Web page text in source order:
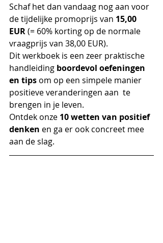
Schaf het dan vandaag nog aan voor
de tijdelijke promoprijs van 15,00
EUR (= 60% korting op de normale
vraagprijs van 38,00 EUR).
Dit werkboek is een zeer praktische
handleiding boordevol oefeningen
en tips om op een simpele manier
positieve veranderingen aan  te
brengen in je leven.
Ontdek onze 10 wetten van positief
denken en ga er ook concreet mee
aan de slag.